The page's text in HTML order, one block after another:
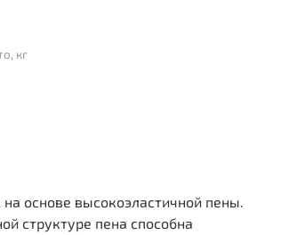
кг
основе высокоэластичной пены.
структуре пена способна